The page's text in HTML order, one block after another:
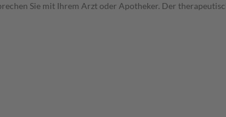
Sie mit Ihrem Arzt oder Apotheker. Der